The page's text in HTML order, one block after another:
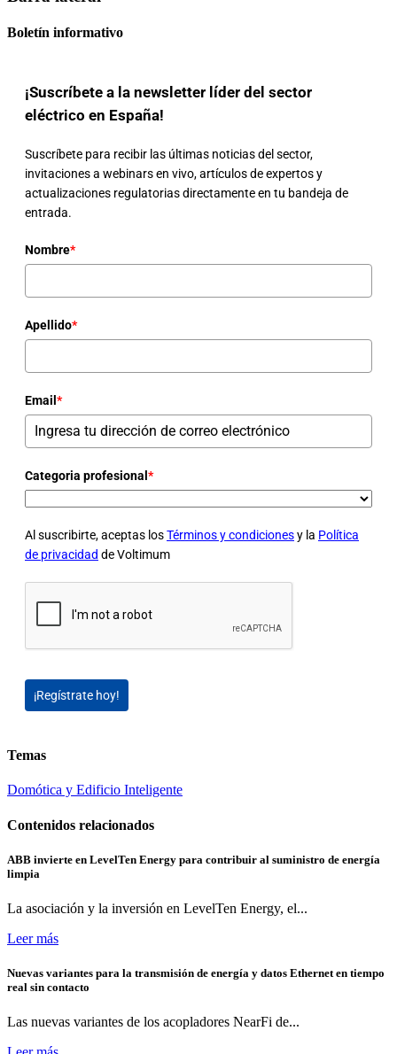
Boletín informativo
¡Suscríbete a la newsletter líder del sector
eléctrico en España!
Suscríbete para recibir las últimas noticias del sector,
invitaciones a webinars en vivo, artículos de expertos y
actualizaciones regulatorias directamente en tu bandeja de
entrada.
Nombre*
Apellido*
Email *
Categoria profesional *
Al suscribirte, aceptas losTérminos y condicionesy la Política
de privacidad de Voltimum
¡Regístrate hoy!
Temas
Domótica y Edificio Inteligente
Contenidos relacionados
ABB invierte en LevelTen Energy para contribuir al suministro de energía
limpia
La asociación y la inversión en LevelTen Energy, el...
Leer más
Nuevas variantes para la transmisión de energía y datos Ethernet en tiempo
real sin contacto
Las nuevas variantes de los acopladores NearFi de...